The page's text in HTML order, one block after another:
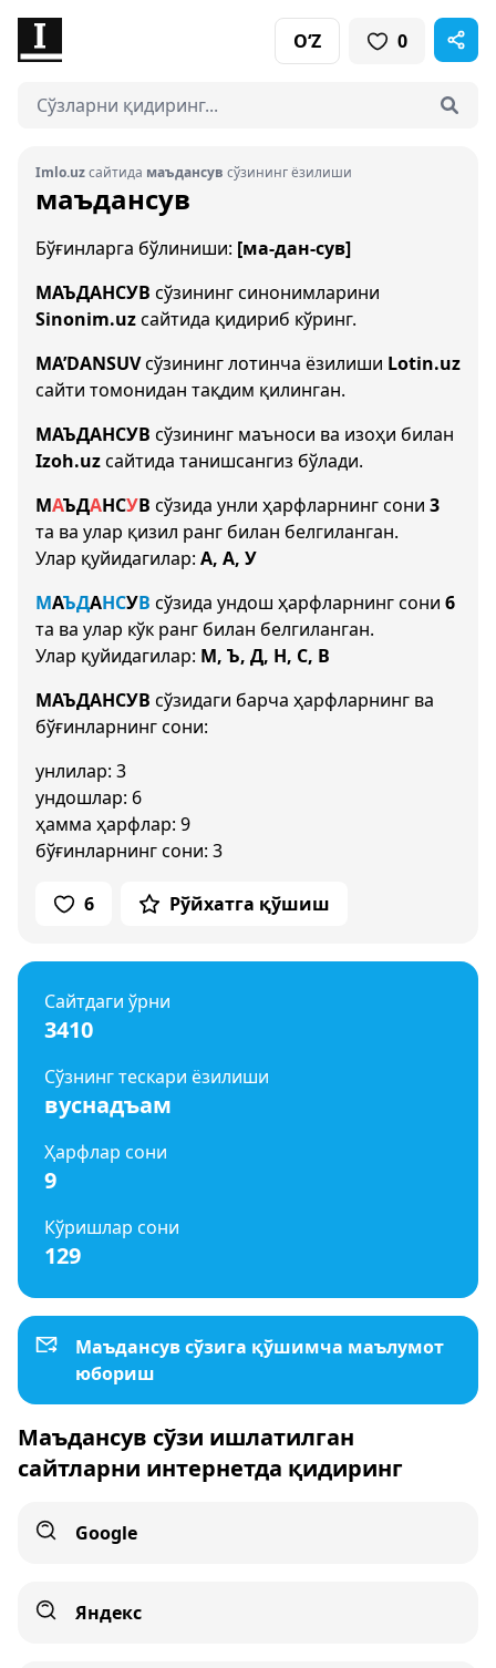
O‘Z 0
Imlo.uzсайтида маъдансув сўзининг ёзилиши
маъдансув
Бўғинларга бўлиниши: [ма-дан-сув]
МАЪДАНСУВ сўзининг синонимларини
Sinonim.uzсайтида қидириб кўринг.
MA’DANSUVсўзининг лотинча ёзилиши Lotin.uz
сайти томонидан тақдим қилинган.
МАЪДАНСУВ сўзининг маъноси ва изоҳи билан
Izoh.uzсайтида танишсангиз бўлади.
МАЪДАНСУВ сўзида унли ҳарфларнинг сони 3
та ва улар қизил ранг билан белгиланган.
Улар қуйидагилар: А, А, У
МАЪДАНСУВ сўзида ундош ҳарфларнинг сони 6
та ва улар кўк ранг билан белгиланган.
Улар қуйидагилар: М, Ъ, Д, Н, С, В
МАЪДАНСУВ сўзидаги барча ҳарфларнинг ва
бўғинларнинг сони:
унлилар: 3
ундошлар: 6
ҳамма ҳарфлар: 9
бўғинларнинг сони: 3
6 Рўйхатга қўшиш
Сайтдаги ўрни
3410
Сўзнинг тескари ёзилиши
вуснадъам
Ҳарфлар сони
9
Кўришлар сони
129
Маъдансув сўзига қўшимча маълумот
юбориш
Маъдансув сўзи ишлатилган
сайтларни интернетда қидиринг
Google
Яндекс